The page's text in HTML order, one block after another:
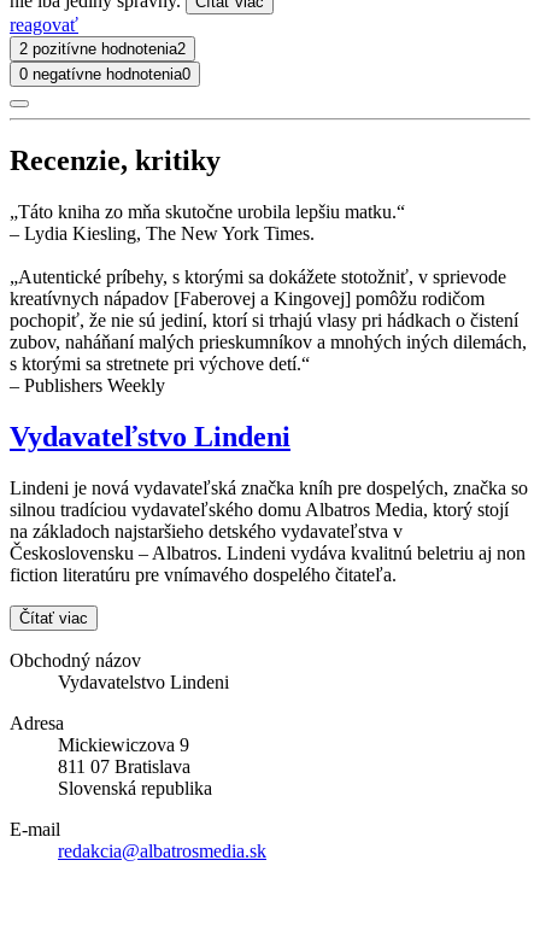
reagovať
2 pozitívne hodnotenia2
0 negatívne hodnotenia0
Recenzie, kritiky
„Táto kniha zo mňa skutočne urobila lepšiu matku.“
– Lydia Kiesling, The New York Times.
„Autentické príbehy, s ktorými sa dokážete stotožniť, v sprievode
kreatívnych nápadov [Faberovej a Kingovej] pomôžu rodičom
pochopiť, že nie sú jediní, ktorí si trhajú vlasy pri hádkach o čistení
zubov, naháňaní malých prieskumníkov a mnohých iných dilemách,
s ktorými sa stretnete pri výchove detí.“
– Publishers Weekly
Vydavateľstvo Lindeni
Lindeni je nová vydavateľská značka kníh pre dospelých, značka so
silnou tradíciou vydavateľského domu Albatros Media, ktorý stojí
na základoch najstaršieho detského vydavateľstva v
Československu – Albatros. Lindeni vydáva kvalitnú beletriu aj non
fiction literatúru pre vnímavého dospelého čitateľa.
Čítať viac
Obchodný názov
Vydavatelstvo Lindeni
Adresa
Mickiewiczova 9
811 07 Bratislava
Slovenská republika
E-mail
redakcia@albatrosmedia.sk